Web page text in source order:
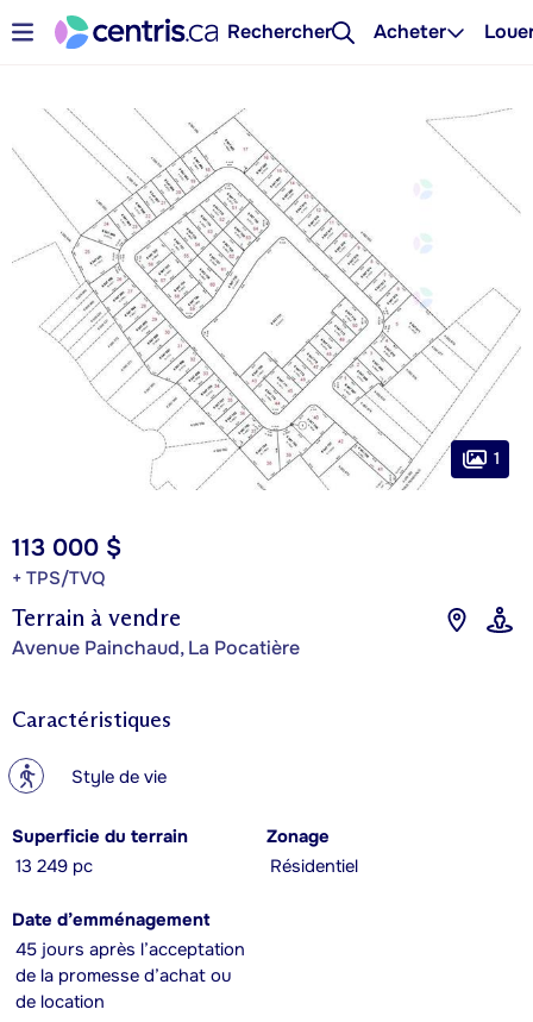
Rechercher Acheter
Terrain à vendre
Avenue Painchaud, La Pocatière
113 000 $
+ TPS/TVQ
1
Caractéristiques
? Style de vie
Superficie du terrain
13 249 pc
Zonage
Résidentiel
Date d’emménagement
45 jours après l’acceptation
de la promesse d’achat ou
de location